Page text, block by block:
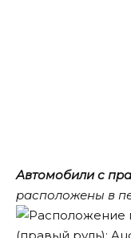
Автомобили с
расположены в